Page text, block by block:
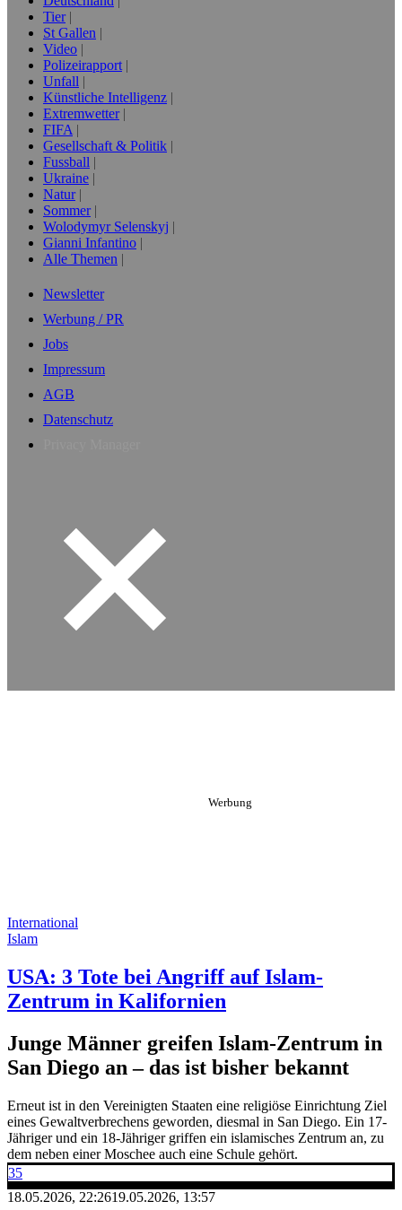
Tier
St Gallen
Video
Polizeirapport
Unfall
Künstliche Intelligenz
Extremwetter
FIFA
Gesellschaft & Politik
Fussball
Ukraine
Natur
Sommer
Wolodymyr Selenskyj
Gianni Infantino
Alle Themen
Newsletter
Werbung / PR
Jobs
Impressum
AGB
Datenschutz
International
Islam
USA: 3 Tote bei Angriff auf Islam-
Zentrum in Kalifornien
Junge Männer greifen Islam-Zentrum in
San Diego an – das ist bisher bekannt
Erneut ist in den Vereinigten Staaten eine religiöse Einrichtung Ziel
eines Gewaltverbrechens geworden, diesmal in San Diego. Ein 17-
Jähriger und ein 18-Jähriger griffen ein islamisches Zentrum an, zu
dem neben einer Moschee auch eine Schule gehört.
35
18.05.2026, 22:2619.05.2026, 13:57